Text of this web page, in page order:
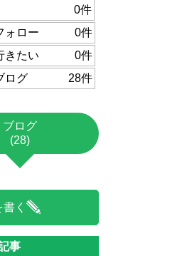
0件
ォロー
0件
きたい
0件
ログ 28件
ブログ
(28)
く
事